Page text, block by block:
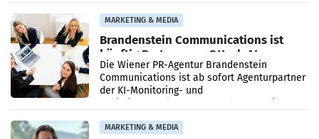
MARKETING & MEDIA
Brandenstein Communications ist
künftig Partner von OtterlyAI
Die Wiener PR-Agentur Brandenstein
Communications ist ab sofort Agenturpartner
der KI-Monitoring- und
MARKETING & MEDIA